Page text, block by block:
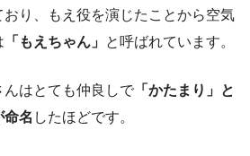
り、もえ役を演じたことから空気
「もえちゃん」 と呼ばれています。
はとても仲良しで 「かたまり」と
命名 したほどです。